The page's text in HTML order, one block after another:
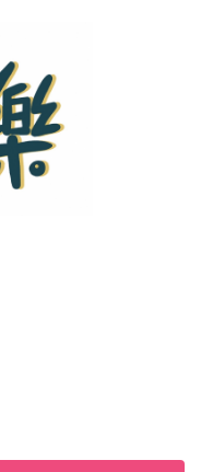
5 年以下
10-20 年